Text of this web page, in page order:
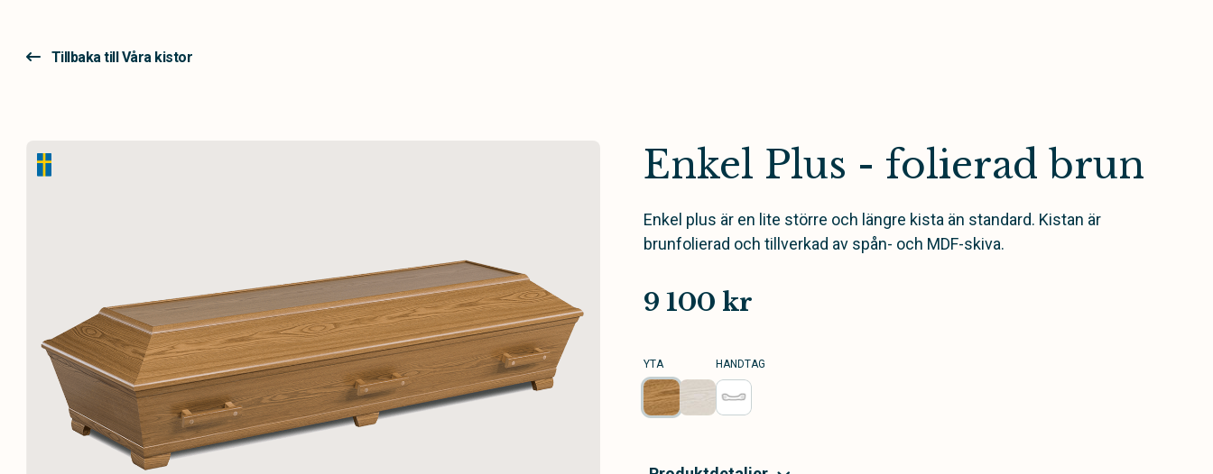
Tillbaka till Våra kistor
Enkel Plus - folierad brun
Enkel plus är en lite större och längre kista än standard. Kistan är
brunfolierad och tillverkad av spån- och MDF-skiva.
9 100 kr
YTA HANDTAG